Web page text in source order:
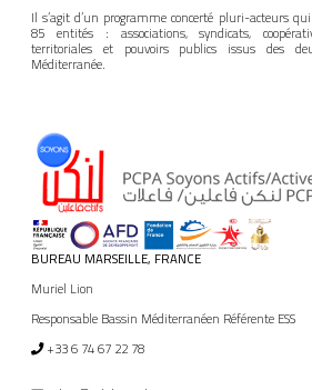
Il s’agit d’un programme concerté pluri-acteurs
85 entités : associations, syndicats,
territoriales et pouvoirs publics issus des
Méditerranée.
BUREAU MARSEILLE, FRANCE
Muriel Lion
Responsable Bassin Méditerranéen Référente ESS
+33 6 74 67 22 78